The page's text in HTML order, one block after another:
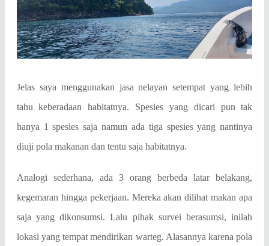
Jelas saya menggunakan jasa nelayan setempat yang lebih
tahu keberadaan habitatnya. Spesies yang dicari pun tak
hanya 1 spesies saja namun ada tiga spesies yang nantinya
diuji pola makanan dan tentu saja habitatnya.
Analogi sederhana, ada 3 orang berbeda latar belakang,
kegemaran hingga pekerjaan. Mereka akan dilihat makan apa
saja yang dikonsumsi. Lalu pihak survei berasumsi, inilah
lokasi yang tempat mendirikan warteg. Alasannya karena pola